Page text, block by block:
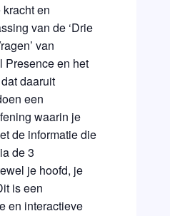
en
van de ‘Drie
van
Presence en het
daaruit
een
waarin je
de informatie die
de 3
je hoofd, je
is een
en interactieve